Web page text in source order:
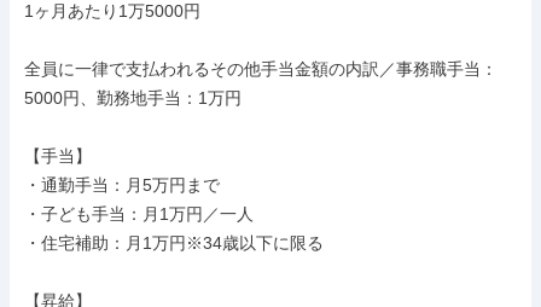
1ヶ月あたり1万5000円
全員に一律で支払われるその他手当金額の内訳／事務職手当：
5000円、勤務地手当：1万円
【手当】
・通勤手当：月5万円まで
・子ども手当：月1万円／一人
・住宅補助：月1万円※34歳以下に限る
【昇給】